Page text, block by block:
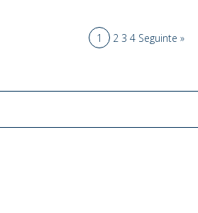
1
2 3 4 Seguinte »